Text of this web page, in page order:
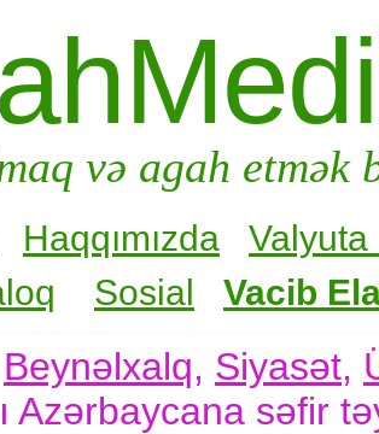
və agah
Haqqımızda
Valyuta
Sosial Vacib
Beynəlxalq, Siyasət,
Azərbaycana səfir